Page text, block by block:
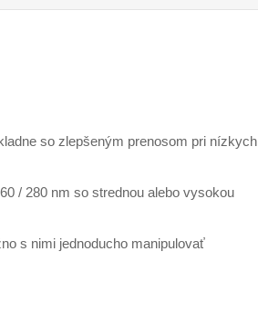
so zlepšeným prenosom pri nízkych
/ 280 nm so strednou alebo vysokou
s nimi jednoducho manipulovať